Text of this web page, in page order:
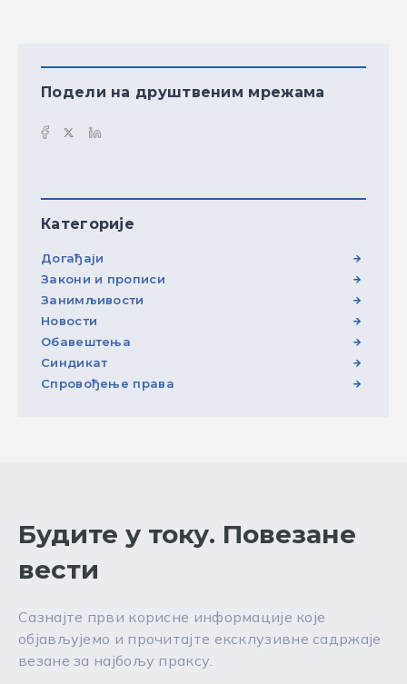
Подели на друштвеним мрежама
Категорије
Догађаји
Закони и прописи
Занимљивости
Новости
Обавештења
Синдикат
Спровођење права
Будите у току. Повезане
вести
Сазнајте први корисне информације које
објављујемо и прочитајте ексклузивне садржаје
везане за најбољу праксу.